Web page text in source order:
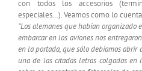
con todos los accesorios
especiales…). Veamos como lo
“Los alemanes que habían organizado
embarcar en los aviones nos
en la portada, que sólo debíamos abrir
una de las citadas letras colgadas